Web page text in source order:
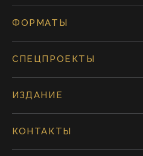
ФОРМАТЫ
СПЕЦПРОЕКТЫ
ИЗДАНИЕ
КОНТАКТЫ